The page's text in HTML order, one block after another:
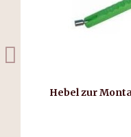
Hebel zur